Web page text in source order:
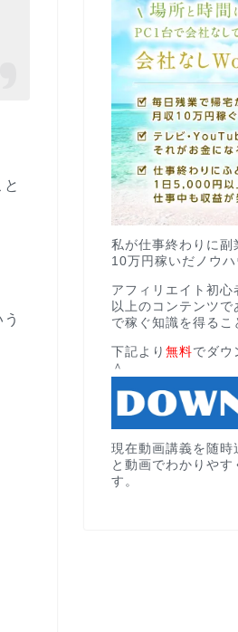
と
私が仕事終わりに副
10万円稼いだノウハ
アフィリエイト初
以上のコンテンツで
で稼ぐ知識を得るこ
下記より 無料でダウ
＾
現在動画講義を随時
と動画でわかりやす
す。